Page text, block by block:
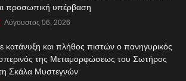
προσωπική υπέρβαση
Αύγουστος 06, 2026
κατάνυξη και πλήθος πιστών ο πανηγυρικός
της Μεταμορφώσεως του Σωτήρος
Σκάλα Μυστεγνών